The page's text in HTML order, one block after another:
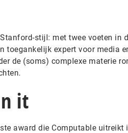
stijl: met twee voeten in
toegankelijk expert voor media
de (soms) complexe materie
it
award die Computable uitreikt